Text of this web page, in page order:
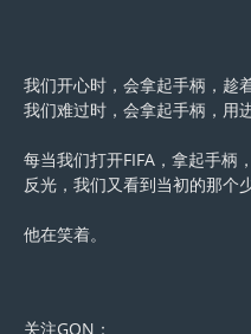
我们开心时，会拿起手柄，趁
我们难过时，会拿起手柄，用
每当我们打开FIFA，拿起手柄
反光，我们又看到当初的那个
他在笑着。
关注GON：